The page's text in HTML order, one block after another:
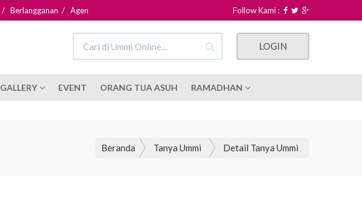
/ Berlangganan / Agen Follow Kami :
LOGIN
GALLERY EVENT ORANG TUA ASUH RAMADHAN
Beranda Tanya Ummi Detail Tanya Ummi